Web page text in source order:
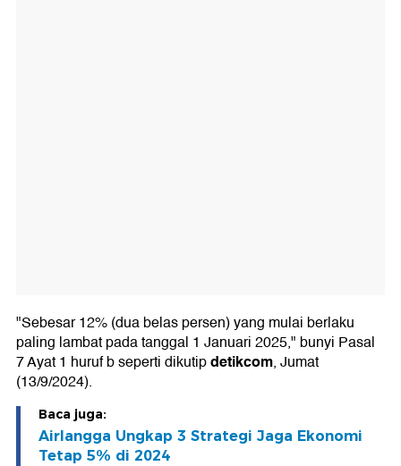
"Sebesar 12% (dua belas persen) yang mulai berlaku
paling lambat pada tanggal 1 Januari 2025," bunyi Pasal
7 Ayat 1 huruf b seperti dikutipdetikcom, Jumat
(13/9/2024).
Baca juga:
Airlangga Ungkap 3 Strategi Jaga Ekonomi
Tetap 5% di 2024